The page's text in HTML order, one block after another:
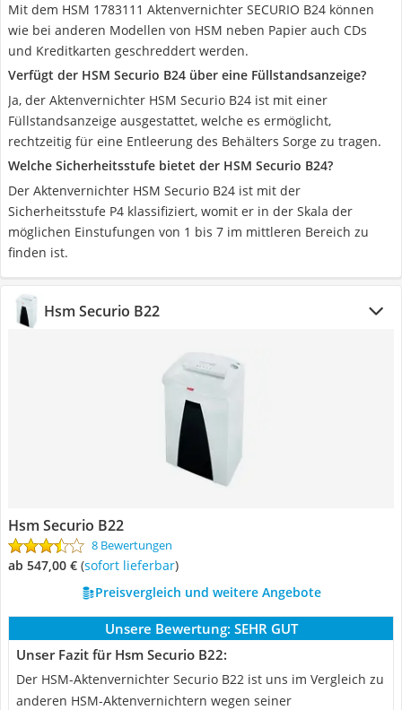
Mit dem HSM 1783111 Aktenvernichter SECURIO B24 können
wie bei anderen Modellen von HSM neben Papier auch CDs
und Kreditkarten geschreddert werden.
Verfügt der HSM Securio B24 über eine Füllstandsanzeige?
Ja, der Aktenvernichter HSM Securio B24 ist mit einer
Füllstandsanzeige ausgestattet, welche es ermöglicht,
rechtzeitig für eine Entleerung des Behälters Sorge zu tragen.
Welche Sicherheitsstufe bietet der HSM Securio B24?
Der Aktenvernichter HSM Securio B24 ist mit der
Sicherheitsstufe P4 klassifiziert, womit er in der Skala der
möglichen Einstufungen von 1 bis 7 im mittleren Bereich zu
finden ist.
Hsm Securio B22
Hsm Securio B22
8 Bewertungen
ab 547,00 € ( Sofort lieferbar)
Preisvergleich und weitere Angebote
Unsere Bewertung: SEHR GUT
Unser Fazit für Hsm Securio B22:
Der HSM-Aktenvernichter Securio B22 ist uns im Vergleich zu
anderen HSM-Aktenvernichtern wegen seiner